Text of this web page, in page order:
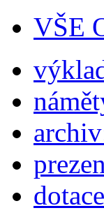
VŠE
dotace